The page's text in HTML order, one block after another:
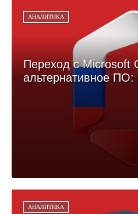
АНАЛИТИКА
Переход с Microsoft
альтернативное ПО:
АНАЛИТИКА